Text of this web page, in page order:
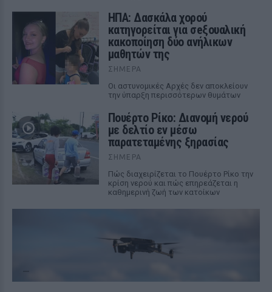
ΗΠΑ: Δασκάλα χορού
κατηγορείται για σeξουαλική
κακοποίηση δύο ανήλικων
μαθητών της
ΣΉΜΕΡΑ
Οι αστυνομικές Αρχές δεν αποκλείουν
την ύπαρξη περισσότερων θυμάτων
Πουέρτο Ρίκο: Διανομή νερού
με δελτίο εν μέσω
παρατεταμένης ξηρασίας
ΣΉΜΕΡΑ
Πώς διαχειρίζεται το Πουέρτο Ρίκο την
κρίση νερού και πώς επηρεάζεται η
καθημερινή ζωή των κατοίκων